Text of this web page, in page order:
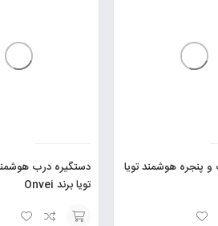
پنجره هوشمند تویا
تویا برند Onvei